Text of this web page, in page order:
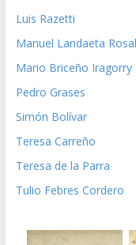
Luis Razetti
Manuel Landaeta
Mario Briceño Iragorry
Pedro Grases
Simón Bolívar
Teresa Carreño
Teresa de la Parra
Tulio Febres Cordero